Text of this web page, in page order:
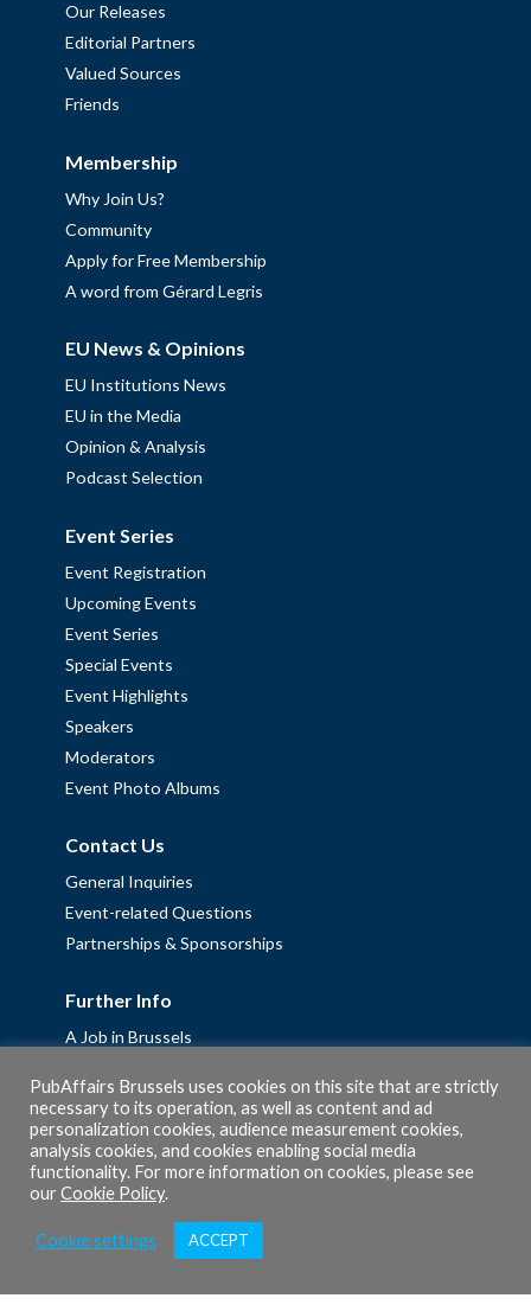
Our Releases
Editorial Partners
Valued Sources
Friends
Membership
Why Join Us?
Community
Apply for Free Membership
A word from Gérard Legris
EU News & Opinions
EU Institutions News
EU in the Media
Opinion & Analysis
Podcast Selection
Event Series
Event Registration
Upcoming Events
Event Series
Special Events
Event Highlights
Speakers
Moderators
Event Photo Albums
Contact Us
General Inquiries
Event-related Questions
Partnerships & Sponsorships
Further Info
A Job in Brussels
Fellowships
Privacy Policy
Cookie Policy
PubAffairs Brussels uses cookies on this site that are strictly
necessary to its operation, as well as content and ad
personalization cookies, audience measurement cookies,
analysis cookies, and cookies enabling social media
functionality. For more information on cookies, please see
ourCookie Policy.
Cookie settings ACCEPT